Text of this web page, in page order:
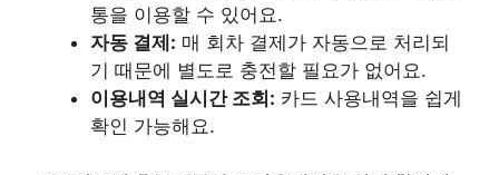
통을 이용할 수 있어요.
자동 결제: 매 회차 결제가 자동으로 처리되
기 때문에 별도로 충전할 필요가 없어요.
이용내역 실시간 조회: 카드 사용내역을 쉽게
확인 가능해요.